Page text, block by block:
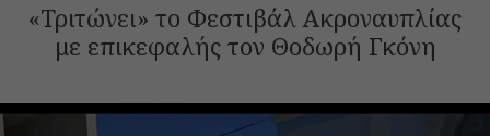
«Τριτώνει» το Φεστιβάλ Ακροναυπλίας
με επικεφαλής τον Θοδωρή Γκόνη